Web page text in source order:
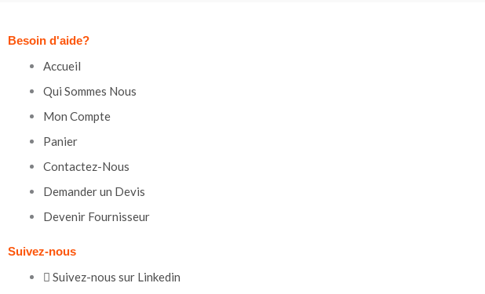
Besoin d'aide?
Accueil
Qui Sommes Nous
Mon Compte
Panier
Contactez-Nous
Demander un Devis
Devenir Fournisseur
Suivez-nous
Suivez-nous sur Linkedin